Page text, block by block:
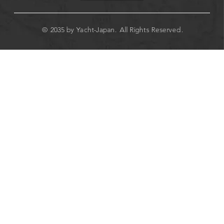
© 2035 by Yacht-Japan. All Rights Reserved.